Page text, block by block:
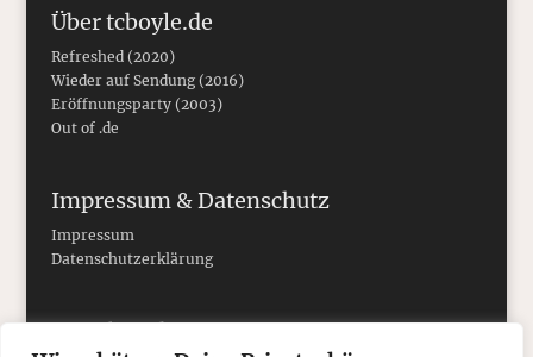
Über tcboyle.de
Refreshed (2020)
Wieder auf Sendung (2016)
Eröffnungsparty (2003)
Out of .de
Impressum & Datenschutz
Impressum
Datenschutzerklärung
Social Media